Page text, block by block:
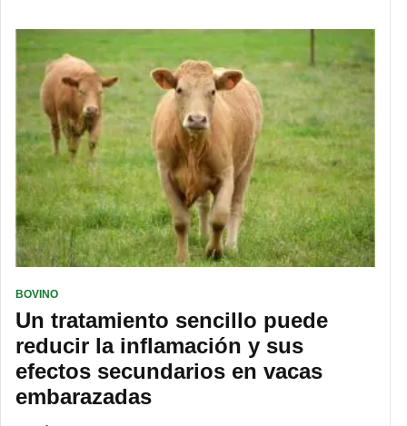
BOVINO
Un tratamiento sencillo puede
reducir la inflamación y sus
efectos secundarios en vacas
embarazadas